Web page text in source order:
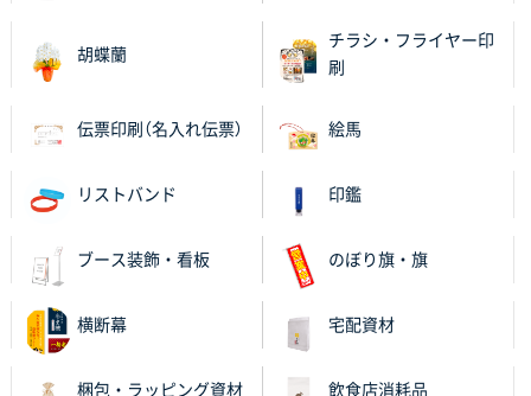
ロゴが入れられること
ECOワンポイントポリ袋 A4サイズ（白）
他部署のスタッフからの指示
兵庫県S社様
A4箔押し名入れクリアファイル
以前発注しているので、データが残っている点が良か
胡蝶蘭
チラシ・フライヤー印
刷
伝票印刷（名入れ伝票） 絵馬
リストバンド 印鑑
ブース装飾・看板 のぼり旗・旗
横断幕 宅配資材
梱包・ラッピング資材 飲食店消耗品